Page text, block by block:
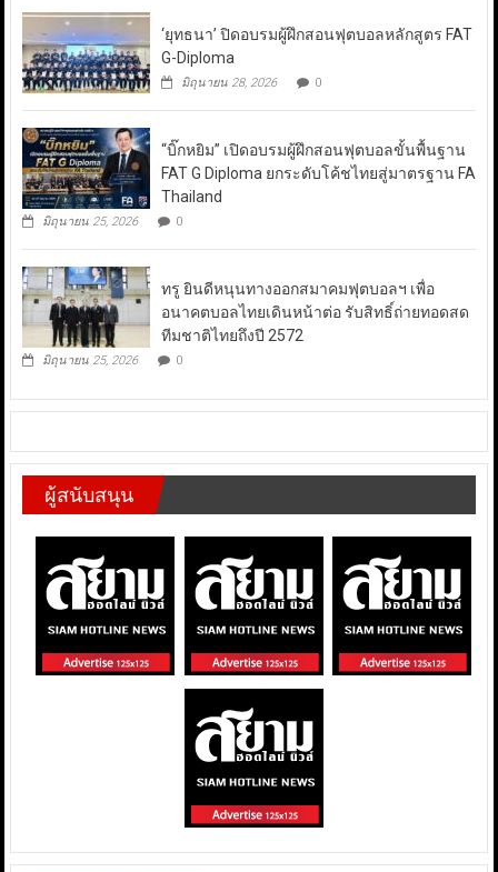
‘ยุทธนา’ ปิดอบรมผู้ฝึกสอนฟุตบอลหลักสูตร FAT
G-Diploma
มิถุนายน 28, 2026 0
“บิ๊กหยิม” เปิดอบรมผู้ฝึกสอนฟุตบอลขั้นพื้นฐาน
FAT G Diploma ยกระดับโค้ชไทยสู่มาตรฐาน FA
Thailand
มิถุนายน 25, 2026 0
ทรู ยินดีหนุนทางออกสมาคมฟุตบอลฯ เพื่อ
อนาคตบอลไทยเดินหน้าต่อ รับสิทธิ์ถ่ายทอดสด
ทีมชาติไทยถึงปี 2572
มิถุนายน 25, 2026 0
ผู้สนับสนุน